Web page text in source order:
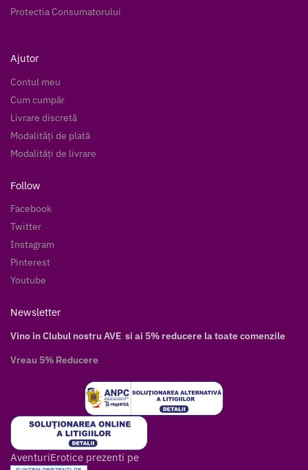
Protectia Consumatorului
Ajutor
Contul meu
Cum cumpăr
Livrare discretă
Modalități de plată
Modalități de livrare
Follow
Facebook
Twitter
Instagram
Pinterest
Youtube
Newsletter
Vino in Clubul nostru AVE si ai 5% reducere la toate comenzile
Vreau 5% Reducere
AventuriErotice prezenti pe